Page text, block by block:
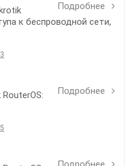
Подробнее
к беспроводной сети,
3
Подробнее
5